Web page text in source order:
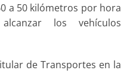
a 50 kilómetros por hora
los vehículos
de Transportes en la